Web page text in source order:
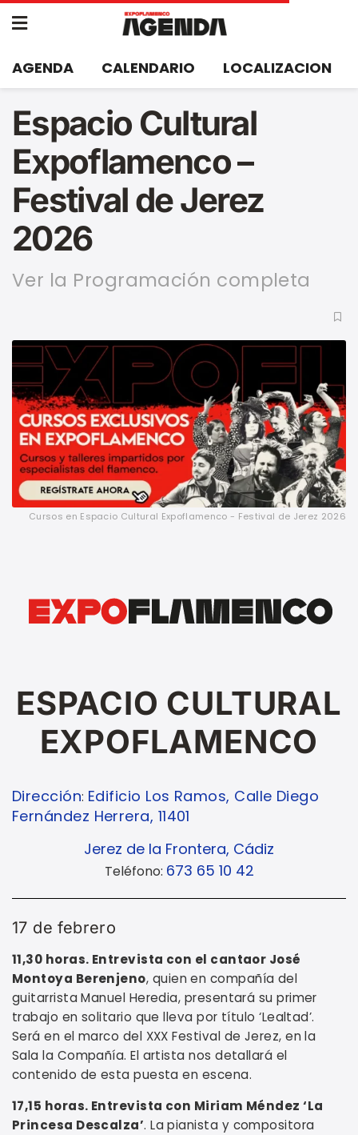
AGENDA CALENDARIO LOCALIZACION
Espacio Cultural
Expoflamenco –
Festival de Jerez
2026
Ver la Programación completa
Cursos en Espacio Cultural Expoflamenco - Festival de Jerez 2026
ESPACIO CULTURAL
EXPOFLAMENCO
Dirección: Edificio Los Ramos, Calle Diego
Fernández Herrera, 11401
Jerez de la Frontera, Cádiz
Teléfono: 673 65 10 42
17 de febrero
11,30 horas. Entrevista con el cantaor José
Montoya Berenjeno, quien en compañía del
guitarrista Manuel Heredia, presentará su primer
trabajo en solitario que lleva por título ‘Lealtad’.
Será en el marco del XXX Festival de Jerez, en la
Sala la Compañía. El artista nos detallará el
contenido de esta puesta en escena.
17,15 horas. Entrevista con Miriam Méndez ‘La
Princesa Descalza’. La pianista y compositora